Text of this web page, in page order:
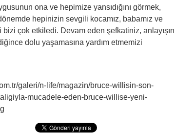
ona ve hepimize yansıdığını görmek,
hepinizin sevgili kocamız, babamız ve
bizi çok etkiledi. Devam eden şefkatiniz,
dolu yaşamasına yardım etmemizi
galeri/n-life/magazin/bruce-willisin-son-
mucadele-eden-bruce-willise-yeni-